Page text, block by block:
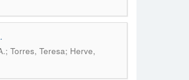
Torres, Teresa; Herve,